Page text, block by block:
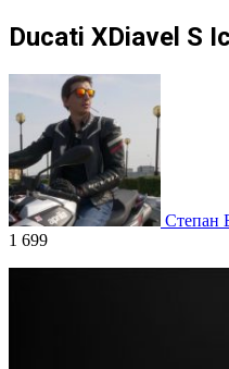
Ducati XDiavel S
Степан
1 699